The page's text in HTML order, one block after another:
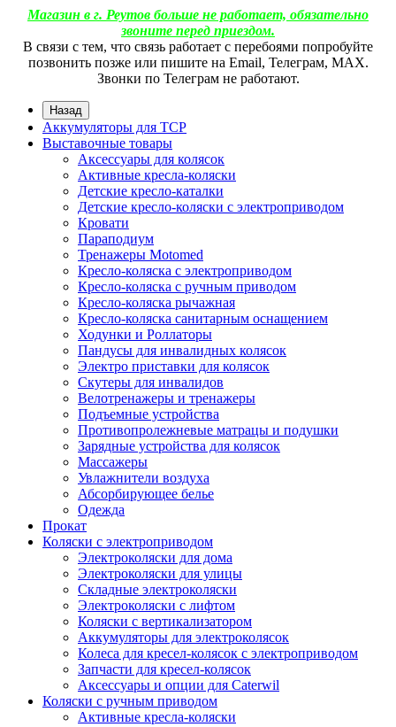
Магазин в г. Реутов больше не работает, обязательно
звоните перед приездом.
В связи с тем, что связь работает с перебоями попробуйте
позвонить позже или пишите на Email, Телеграм, МАХ.
Звонки по Телеграм не работают.
Назад
Аккумуляторы для ТСР
Выставочные товары
Аксессуары для колясок
Активные кресла-коляски
Детские кресло-каталки
Детские кресло-коляски с электроприводом
Кровати
Параподиум
Тренажеры Motomed
Кресло-коляска с электроприводом
Кресло-коляска с ручным приводом
Кресло-коляска рычажная
Кресло-коляска санитарным оснащением
Ходунки и Роллаторы
Пандусы для инвалидных колясок
Электро приставки для колясок
Скутеры для инвалидов
Велотренажеры и тренажеры
Подъемные устройства
Противопролежневые матрацы и подушки
Зарядные устройства для колясок
Массажеры
Увлажнители воздуха
Абсорбирующее белье
Одежда
Прокат
Коляски с электроприводом
Электроколяски для дома
Электроколяски для улицы
Складные электроколяски
Электроколяски с лифтом
Коляски с вертикализатором
Аккумуляторы для электроколясок
Колеса для кресел-колясок с электроприводом
Запчасти для кресел-колясок
Аксессуары и опции для Caterwil
Коляски с ручным приводом
Активные кресла-коляски